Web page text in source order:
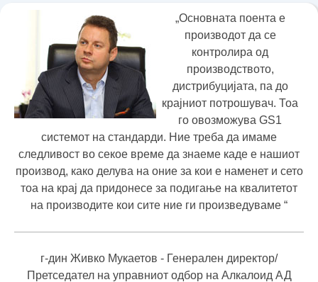
„Основната поента е
производот да се
контролира од
производството,
дистрибуцијата, па до
крајниот потрошувач. Тоа
го овозможува GS1
системот на стандарди. Ние треба да имаме
следливост во секое време да знаеме каде е нашиот
производ, како делува на оние за кои е наменет и сето
тоа на крај да придонесе за подигање на квалитетот
на производите кои сите ние ги произведуваме “
г-дин Живко Мукаетов - Генерален директор/
Претседател на управниот одбор на Алкалоид АД